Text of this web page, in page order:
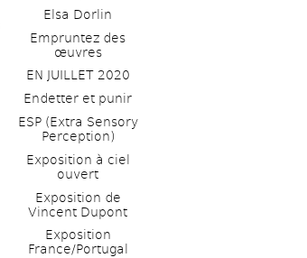
Elsa Dorlin
Empruntez des
œuvres
EN JUILLET 2020
Endetter et punir
ESP (Extra Sensory
Perception)
Exposition à ciel
ouvert
Exposition de
Vincent Dupont
Exposition
France/Portugal